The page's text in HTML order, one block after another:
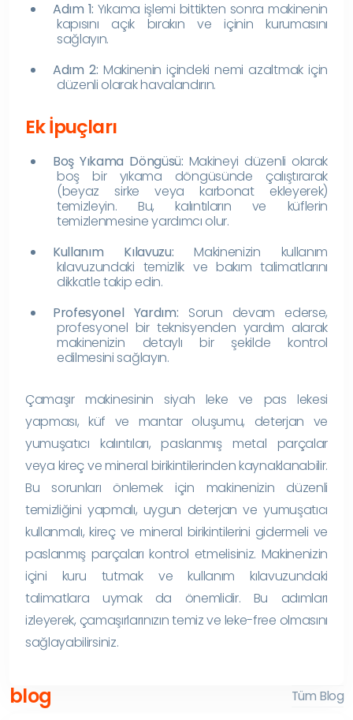
Adım 1: Yıkama işlemi bittikten sonra makinenin
kapısını açık bırakın ve içinin kurumasını
sağlayın.
Adım 2: Makinenin içindeki nemi azaltmak için
düzenli olarak havalandırın.
Ek İpuçları
Boş Yıkama Döngüsü: Makineyi düzenli olarak
boş bir yıkama döngüsünde çalıştırarak
(beyaz sirke veya karbonat ekleyerek)
temizleyin. Bu, kalıntıların ve küflerin
temizlenmesine yardımcı olur.
Kullanım Kılavuzu: Makinenizin kullanım
kılavuzundaki temizlik ve bakım talimatlarını
dikkatle takip edin.
Profesyonel Yardım: Sorun devam ederse,
profesyonel bir teknisyenden yardım alarak
makinenizin detaylı bir şekilde kontrol
edilmesini sağlayın.
Çamaşır makinesinin siyah leke ve pas lekesi
yapması, küf ve mantar oluşumu, deterjan ve
yumuşatıcı kalıntıları, paslanmış metal parçalar
veya kireç ve mineral birikintilerinden kaynaklanabilir.
Bu sorunları önlemek için makinenizin düzenli
temizliğini yapmalı, uygun deterjan ve yumuşatıcı
kullanmalı, kireç ve mineral birikintilerini gidermeli ve
paslanmış parçaları kontrol etmelisiniz. Makinenizin
içini kuru tutmak ve kullanım kılavuzundaki
talimatlara uymak da önemlidir. Bu adımları
izleyerek, çamaşırlarınızın temiz ve leke-free olmasını
sağlayabilirsiniz.
blog Tüm Blog